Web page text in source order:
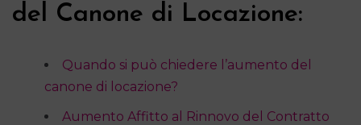
del Canone di Locazione:
Quando si può chiedere l’aumento del
canone di locazione?
Aumento Affitto al Rinnovo del Contratto